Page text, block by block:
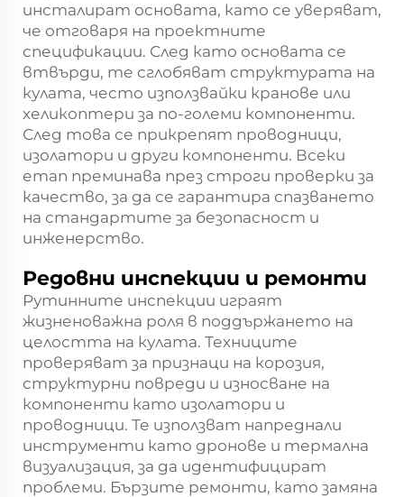
инсталират основата, като се уверяват,
че отговаря на проектните
спецификации. След като основата се
втвърди, те сглобяват структурата на
кулата, често използвайки кранове или
хеликоптери за по-големи компоненти.
След това се прикрепят проводници,
изолатори и други компоненти. Всеки
етап преминава през строги проверки за
качество, за да се гарантира спазването
на стандартите за безопасност и
инженерство.
Редовни инспекции и ремонти
Рутинните инспекции играят
жизненоважна роля в поддържането на
целостта на кулата. Техниците
проверяват за признаци на корозия,
структурни повреди и износване на
компоненти като изолатори и
проводници. Те използват напреднали
инструменти като дронове и термална
визуализация, за да идентифицират
проблеми. Бързите ремонти, като замяна